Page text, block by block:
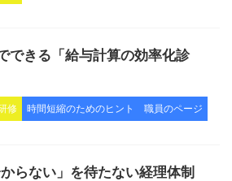
できる「給与計算の効率化診
修 時間短縮のためのヒント 職員のページ
からない」を待たない経理体制